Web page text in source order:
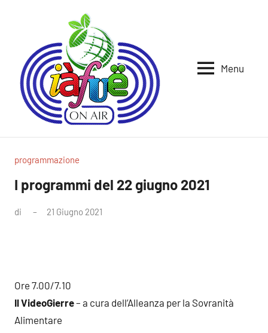
Iafue
Menu
programmazione
I programmi del 22 giugno 2021
di 21 Giugno 2021
Ore 7.00/7.10
Il VideoGierre– a cura dell’Alleanza per la Sovranità
Alimentare